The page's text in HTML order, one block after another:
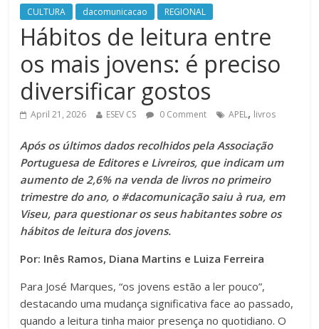
CULTURA dacomunicacao REGIONAL
Hábitos de leitura entre
os mais jovens: é preciso
diversificar gostos
April 21, 2026 ESEV CS 0 Comment APEL, livros
Após os últimos dados recolhidos pela Associação
Portuguesa de Editores e Livreiros, que indicam um
aumento de 2,6% na venda de livros no primeiro
trimestre do ano, o #dacomunicação saiu à rua, em
Viseu, para questionar os seus habitantes sobre os
hábitos de leitura dos jovens.
Por: Inês Ramos, Diana Martins e Luiza Ferreira
Para José Marques, “os jovens estão a ler pouco”,
destacando uma mudança significativa face ao passado,
quando a leitura tinha maior presença no quotidiano. O